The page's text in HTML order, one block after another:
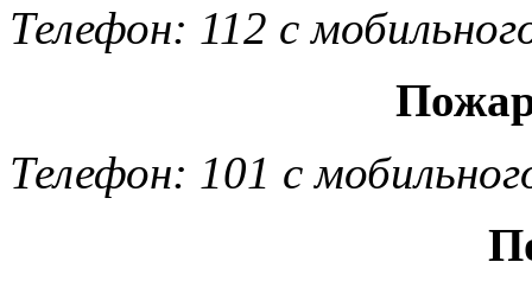
Телефон: 112 с
Телефон: 101 с